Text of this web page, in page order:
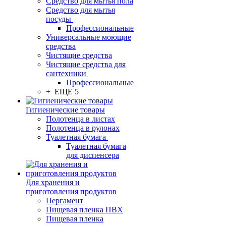
Средство для мытья
посуды
Профессиональные
Универсальные моющие
средства
Чистящие средства
Чистящие средства для
сантехники
Профессиональные
+ ЕЩЕ 5
Гигиенические товары
Полотенца в листах
Полотенца в рулонах
Туалетная бумага
Туалетная бумага
для диспенсера
Для хранения и
приготовления продуктов
Пергамент
Пищевая пленка ПВХ
Пищевая пленка